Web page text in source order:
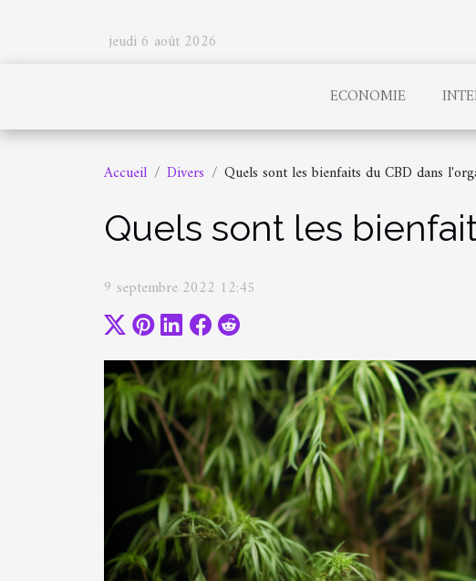
jeudi 6 août 2026
ECONOMIE
Accueil Divers Quels sont les bienfaits du CBD dans
Quels sont les
9 septembre 2022 12:45